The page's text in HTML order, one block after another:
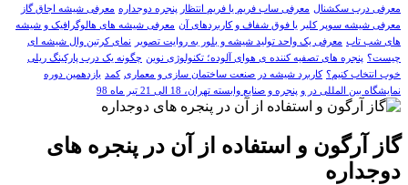
معرفی درب سکشنال معرفی ساب فریم یا فریم انتظار پنجره دوجداره معرفی شیشه اجاق گاز
معرفی شیشه سوپر کلیر یا فوق شفاف و کاربردهای آن معرفی شیشه های هالوگرافیک و شیشه
های شب تاب معرفی یک واحد تولید شیشه و بلور به روایت تصویر
نمای کرتین وال شیشه ای
چیست؟ پنجره های تصفیه کننده ی هوای آلوده؛ تکنولوژی نوین چگونه یک درب پارکینگ ریلی
خوب انتخاب کنیم؟ کاربرد شیشه در صنعت ساختمان سازی و معماری کمد
یازدهمین دوره
نمایشگاه بین المللی در و پنجره و صنایع وابسته تهران، 18 الی 21 تیر ماه 98
گاز آرگون و استفاده از آن در پنجره های
دوجداره